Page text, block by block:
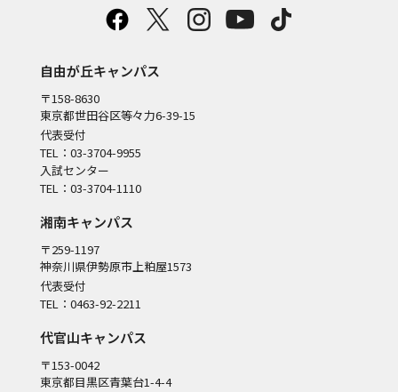
自由が丘キャンパス
〒158-8630
東京都世田谷区等々力6-39-15
代表受付
TEL：03-3704-9955
入試センター
TEL：03-3704-1110
湘南キャンパス
〒259-1197
神奈川県伊勢原市上粕屋1573
代表受付
TEL：0463-92-2211
代官山キャンパス
〒153-0042
東京都目黒区青葉台1-4-4